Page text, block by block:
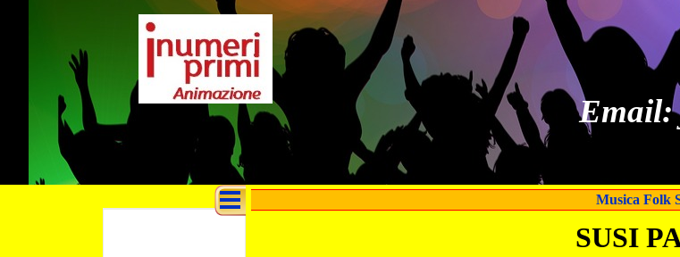
Email:
Musica Folk
SUSI